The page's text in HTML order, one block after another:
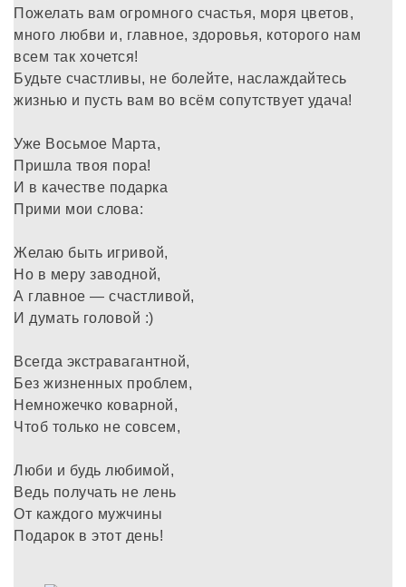
Пожелать вам огромного счастья, моря цветов,
много любви и, главное, здоровья, которого нам
всем так хочется!
Будьте счастливы, не болейте, наслаждайтесь
жизнью и пусть вам во всём сопутствует удача!
Уже Восьмое Марта,
Пришла твоя пора!
И в качестве подарка
Прими мои слова:
Желаю быть игривой,
Но в меру заводной,
А главное — счастливой,
И думать головой :)
Всегда экстравагантной,
Без жизненных проблем,
Немножечко коварной,
Чтоб только не совсем,
Люби и будь любимой,
Ведь получать не лень
От каждого мужчины
Подарок в этот день!